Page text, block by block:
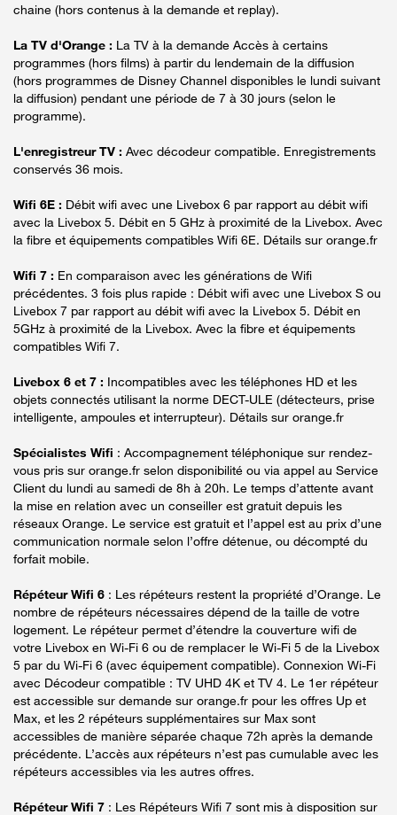
chaine (hors contenus à la demande et replay).
La TV d'Orange : La TV à la demande Accès à certains
programmes (hors films) à partir du lendemain de la diffusion
(hors programmes de Disney Channel disponibles le lundi suivant
la diffusion) pendant une période de 7 à 30 jours (selon le
programme).
L'enregistreur TV : Avec décodeur compatible. Enregistrements
conservés 36 mois.
Wifi 6E : Débit wifi avec une Livebox 6 par rapport au débit wifi
avec la Livebox 5. Débit en 5 GHz à proximité de la Livebox. Avec
la fibre et équipements compatibles Wifi 6E. Détails sur orange.fr
Wifi 7 : En comparaison avec les générations de Wifi
précédentes. 3 fois plus rapide : Débit wifi avec une Livebox S ou
Livebox 7 par rapport au débit wifi avec la Livebox 5. Débit en
5GHz à proximité de la Livebox. Avec la fibre et équipements
compatibles Wifi 7.
Livebox 6 et 7 : Incompatibles avec les téléphones HD et les
objets connectés utilisant la norme DECT-ULE (détecteurs, prise
intelligente, ampoules et interrupteur). Détails sur orange.fr
Spécialistes Wifi : Accompagnement téléphonique sur rendez-
vous pris sur orange.fr selon disponibilité ou via appel au Service
Client du lundi au samedi de 8h à 20h. Le temps d’attente avant
la mise en relation avec un conseiller est gratuit depuis les
réseaux Orange. Le service est gratuit et l’appel est au prix d’une
communication normale selon l’offre détenue, ou décompté du
forfait mobile.
Répéteur Wifi 6 : Les répéteurs restent la propriété d’Orange. Le
nombre de répéteurs nécessaires dépend de la taille de votre
logement. Le répéteur permet d’étendre la couverture wifi de
votre Livebox en Wi-Fi 6 ou de remplacer le Wi-Fi 5 de la Livebox
5 par du Wi-Fi 6 (avec équipement compatible). Connexion Wi-Fi
avec Décodeur compatible : TV UHD 4K et TV 4. Le 1er répéteur
est accessible sur demande sur orange.fr pour les offres Up et
Max, et les 2 répéteurs supplémentaires sur Max sont
accessibles de manière séparée chaque 72h après la demande
précédente. L’accès aux répéteurs n’est pas cumulable avec les
répéteurs accessibles via les autres offres.
Répéteur Wifi 7 : Les Répéteurs Wifi 7 sont mis à disposition sur